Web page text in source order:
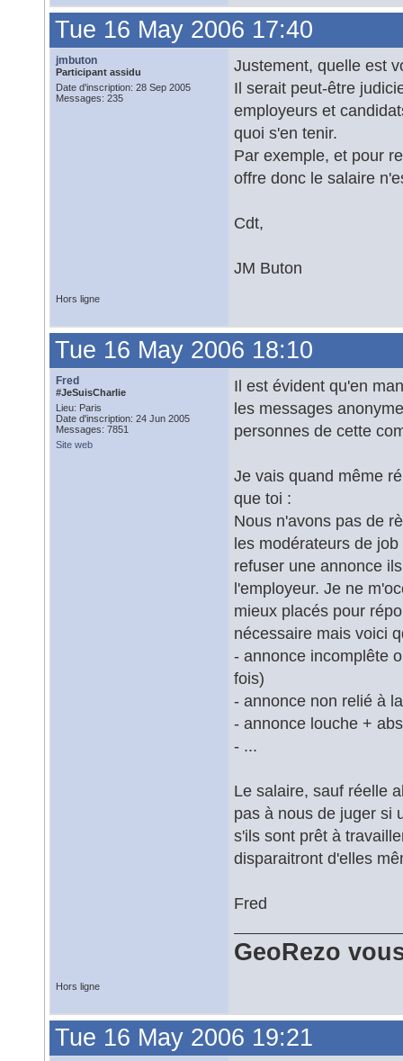
Tue 16 May 2006 17:40
jmbuton
Participant assidu
Date d'inscription: 28 Sep 2005
Messages: 235
Justement, quelle est
Il serait peut-être
employeurs et
quoi s'en tenir.
Par exemple, et pour
offre donc le salaire
Cdt,
JM Buton
Hors ligne
Tue 16 May 2006 18:10
Fred
#JeSuisCharlie
Lieu: Paris
Date d'inscription: 24 Jun 2005
Messages: 7851
Site web
Il est évident qu'en
les messages
personnes de cette
Je vais quand même
que toi :
Nous n'avons pas de
les modérateurs de
refuser une annonce
l'employeur. Je ne
mieux placés pour
nécessaire mais voici
- annonce incomplête
fois)
- annonce non relié à
- annonce louche +
- ...
Le salaire, sauf réelle
pas à nous de juger si
s'ils sont prêt à
disparaitront d'elles
Fred
GeoRezo
Hors ligne
Tue 16 May 2006 19:21